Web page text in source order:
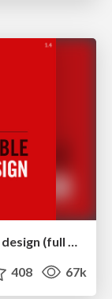
Fashionably flexible responsive web design (full day workshop)
408 67k